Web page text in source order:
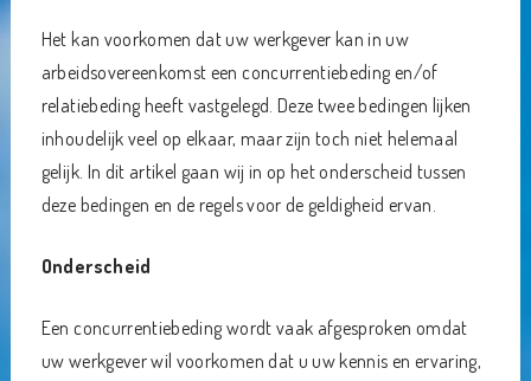
Het kan voorkomen dat uw werkgever kan in uw
arbeidsovereenkomst een concurrentiebeding en/of
relatiebeding heeft vastgelegd. Deze twee bedingen lijken
inhoudelijk veel op elkaar, maar zijn toch niet helemaal
gelijk. In dit artikel gaan wij in op het onderscheid tussen
deze bedingen en de regels voor de geldigheid ervan.
Onderscheid
Een concurrentiebeding wordt vaak afgesproken omdat
uw werkgever wil voorkomen dat u uw kennis en ervaring,